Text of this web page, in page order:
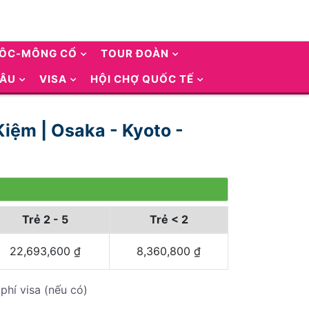
MÔNG CỔ
TOUR ĐOÀN
VISA HỘI CHỢ QUỐC TẾ
| Osaka - Kyoto -
Trẻ 2 - 5 Trẻ < 2
22,693,600 ₫ 8,360,800 ₫
visa (nếu có)